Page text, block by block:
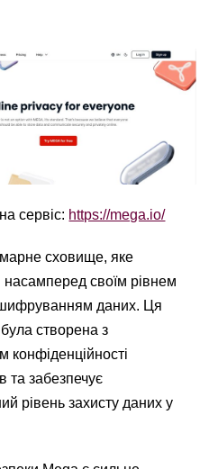
сервіс: https://mega.io/
сховище, яке
насамперед своїм рівнем
даних. Ця
створена з
конфіденційності
та забезпечує
рівень захисту даних у